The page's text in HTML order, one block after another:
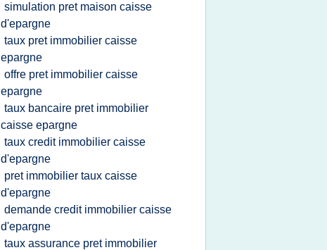
simulation pret maison caisse
d'epargne
taux pret immobilier caisse
epargne
offre pret immobilier caisse
epargne
taux bancaire pret immobilier
caisse epargne
taux credit immobilier caisse
d'epargne
pret immobilier taux caisse
d'epargne
demande credit immobilier caisse
d'epargne
taux assurance pret immobilier